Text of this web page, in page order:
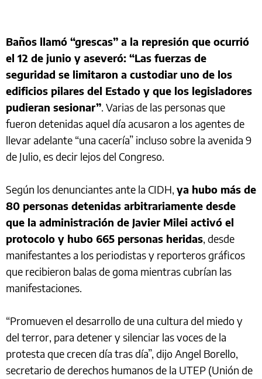
Baños llamó “grescas” a la represión que ocurrió
el 12 de junio y aseveró: “Las fuerzas de
seguridad se limitaron a custodiar uno de los
edificios pilares del Estado y que los legisladores
pudieran sesionar”. Varias de las personas que
fueron detenidas aquel día acusaron a los agentes de
llevar adelante “una cacería” incluso sobre la avenida 9
de Julio, es decir lejos del Congreso.
Según los denunciantes ante la CIDH, ya hubo más de
80 personas detenidas arbitrariamente desde
que la administración de Javier Milei activó el
protocolo y hubo 665 personas heridas, desde
manifestantes a los periodistas y reporteros gráficos
que recibieron balas de goma mientras cubrían las
manifestaciones.
“Promueven el desarrollo de una cultura del miedo y
del terror, para detener y silenciar las voces de la
protesta que crecen día tras día”, dijo Angel Borello,
secretario de derechos humanos de la UTEP (Unión de